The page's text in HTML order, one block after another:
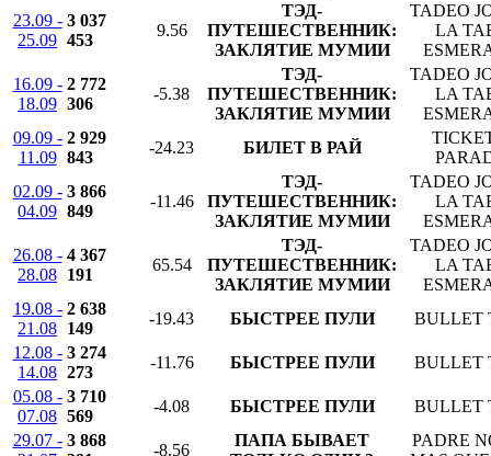
23.09 -
25.09
3 037
453
9.56
ТЭД-
ПУТЕШЕСТВЕННИК:
ЗАКЛЯТИЕ МУМИИ
TADEO
LA
16.09 -
18.09
2 772
306
-5.38
ТЭД-
ПУТЕШЕСТВЕННИК:
ЗАКЛЯТИЕ МУМИИ
TADEO
LA
09.09 -
11.09
2 929
843
-24.23 БИЛЕТ В РАЙ
02.09 -
04.09
3 866
849
-11.46
ТЭД-
ПУТЕШЕСТВЕННИК:
ЗАКЛЯТИЕ МУМИИ
TADEO
LA
26.08 -
28.08
4 367
191
65.54
ТЭД-
ПУТЕШЕСТВЕННИК:
ЗАКЛЯТИЕ МУМИИ
TADEO
LA
19.08 -
21.08
2 638
149
-19.43 БЫСТРЕЕ ПУЛИ
BULLET
12.08 -
14.08
3 274
273
-11.76 БЫСТРЕЕ ПУЛИ
BULLET
05.08 -
07.08
3 710
569
-4.08 БЫСТРЕЕ ПУЛИ
BULLET
29.07 - 3 868
-8.56
ПАПА БЫВАЕТ
PADRE